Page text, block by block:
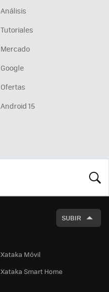
Análisis
Tutoriales
Mercado
Google
Ofertas
Android 15
SUBIR
Xataka Móvil
Xataka Smart Home